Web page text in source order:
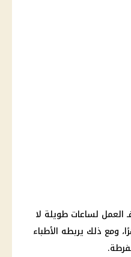
العمل لساعات طويلة لا
ومع ذلك يربطه الأطباء